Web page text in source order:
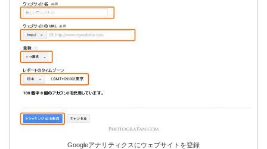
Googleアナリティクスにウェブサイトを登録